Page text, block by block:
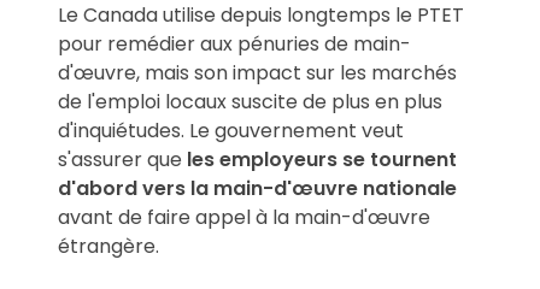
Le Canada utilise depuis longtemps le PTET
pour remédier aux pénuries de main-
d'œuvre, mais son impact sur les marchés
de l'emploi locaux suscite de plus en plus
d'inquiétudes. Le gouvernement veut
s'assurer que les employeurs se tournent
d'abord vers la main-d'œuvre nationale
avant de faire appel à la main-d'œuvre
étrangère.